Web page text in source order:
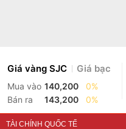
Giá vàng SJC Giá bạc
Mua vào 140,200
0%
Bán ra
143,200 0%
TÀI CHÍNH QUỐC TẾ